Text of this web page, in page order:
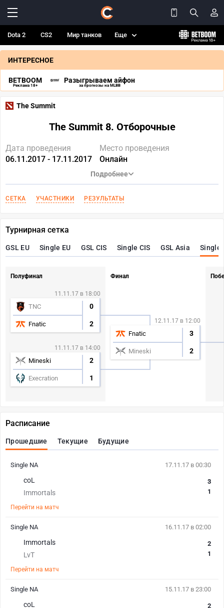
Dota 2 CS2 Мир танков Еще
ИНТЕРЕСНОЕ
BETBOOM
Реклама 18+
Разыгрываем айфон
за прогнозы на MLBB
The Summit
The Summit 8. Отборочные
Дата проведения
06.11.2017 - 17.11.2017
Место проведения
Онлайн
Подробнее
СЕТКА УЧАСТНИКИ РЕЗУЛЬТАТЫ
Турнирная сетка
GSL EU Single EU GSL CIS Single CIS GSL Asia Single
Полуфинал
11.11.17 в 18:00
TNC 0
Fnatic 2
11.11.17 в 14:00
Mineski 2
Execration 1
Финал
12.11.17 в 12:00
Fnatic 3
Mineski 2
Расписание
Прошедшие Текущие Будущие
17.11.17 в 00:30
coL
Immortals
3
1
Перейти на матч
Single NA
16.11.17 в 02:00
Immortals
LvT
2
1
Перейти на матч
Single NA
15.11.17 в 23:00
coL
2
Single NA